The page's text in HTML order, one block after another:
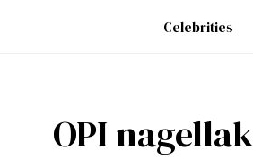
Celebrities
OPI